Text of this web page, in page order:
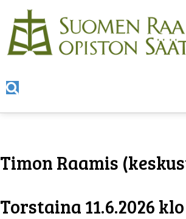
Timon Raamis
Torstaina 11.6.2026 klo